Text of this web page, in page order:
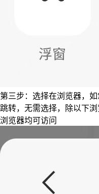
第三步：选择在浏览器，
跳转，无需选择，除以下
浏览器均可访问